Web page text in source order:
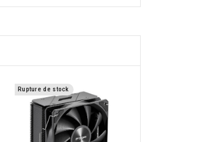
Rupture de stock